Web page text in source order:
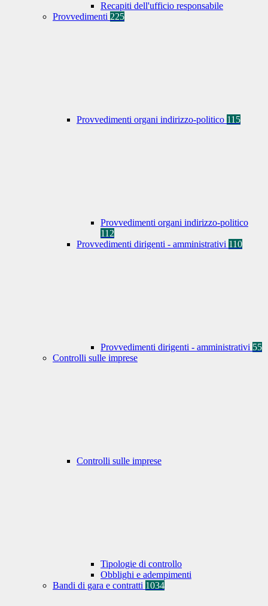
Recapiti dell'ufficio responsabile
Provvedimenti 225
Provvedimenti organi indirizzo-politico 115
Provvedimenti organi indirizzo-politico
112
Provvedimenti dirigenti - amministrativi 110
Provvedimenti dirigenti - amministrativi 55
Controlli sulle imprese
Controlli sulle imprese
Tipologie di controllo
Obblighi e adempimenti
Bandi di gara e contratti 1034